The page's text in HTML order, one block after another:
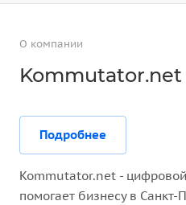
О компании
Kommutator.net
Подробнее
Kommutator.net -
помогает бизнесу в Санкт-